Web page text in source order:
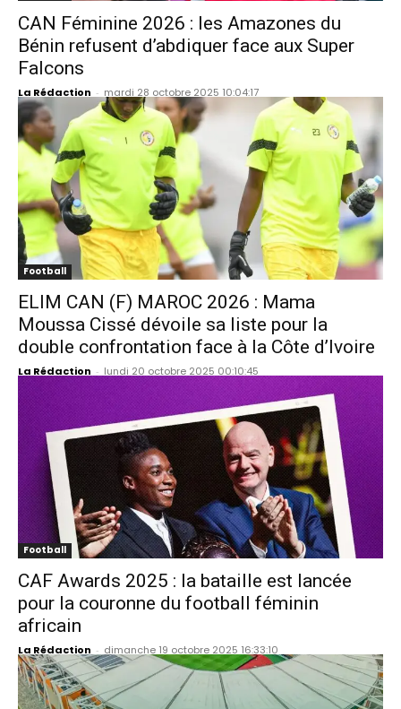
CAN Féminine 2026 : les Amazones du
Bénin refusent d’abdiquer face aux Super
Falcons
La Rédaction - mardi 28 octobre 2025 10:04:17
Football
ELIM CAN (F) MAROC 2026 : Mama
Moussa Cissé dévoile sa liste pour la
double confrontation face à la Côte d’Ivoire
La Rédaction - lundi 20 octobre 2025 00:10:45
Football
CAF Awards 2025 : la bataille est lancée
pour la couronne du football féminin
africain
La Rédaction - dimanche 19 octobre 2025 16:33:10